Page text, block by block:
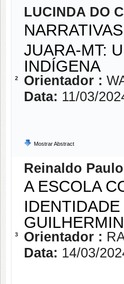
2
LUCINDA DO
JUARA-MT:
INDÍGENA
Orientador :
Data: 11/03/
Mostrar Abstract
3
Reinaldo
A ESCOLA
Orientador :
Data: 14/03/